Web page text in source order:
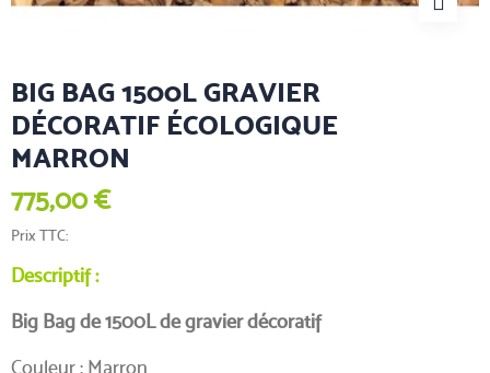
BIG BAG 1500L GRAVIER
DÉCORATIF ÉCOLOGIQUE
MARRON
775,00 €
Prix TTC
Descriptif :
Big Bag de 1500L de gravier décoratif
Couleur : Marron